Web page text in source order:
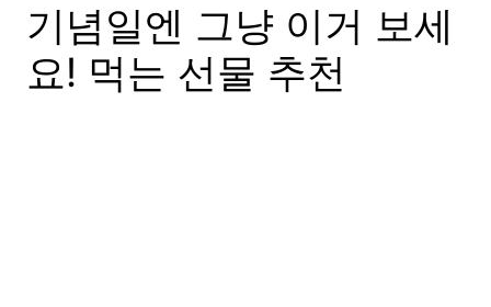
기념일엔 그냥 이거 보세
요! 먹는 선물 추천